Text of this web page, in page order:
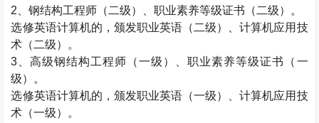
2 、钢结构工程师（二级）、职业素养等级证书（二级）。
选修英语计算机的，颁发职业英语（二级）、计算机应用技
术（二级）。
3 、高级钢结构工程师（一级）、职业素养等级证书（一
级）。
选修英语计算机的，颁发职业英语（一级）、计算机应用技
术（一级）。